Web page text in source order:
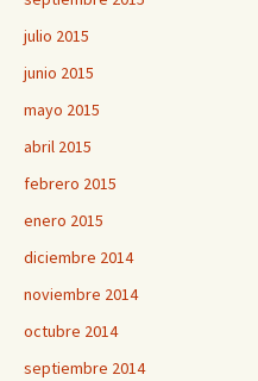
julio 2015
junio 2015
mayo 2015
abril 2015
febrero 2015
enero 2015
diciembre 2014
noviembre 2014
octubre 2014
septiembre 2014